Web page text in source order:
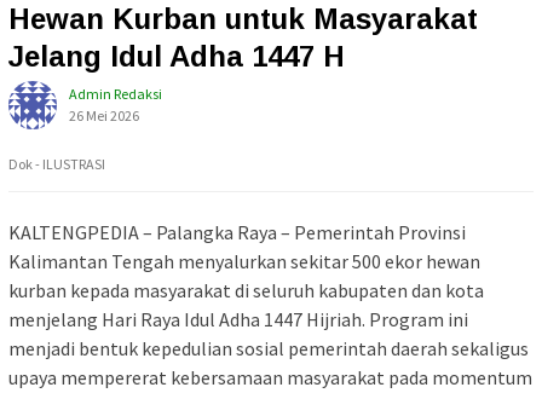
Hewan Kurban untuk Masyarakat
Jelang Idul Adha 1447 H
Admin Redaksi
26 Mei 2026
Dok - ILUSTRASI
KALTENGPEDIA – Palangka Raya – Pemerintah Provinsi
Kalimantan Tengah menyalurkan sekitar 500 ekor hewan
kurban kepada masyarakat di seluruh kabupaten dan kota
menjelang Hari Raya Idul Adha 1447 Hijriah. Program ini
menjadi bentuk kepedulian sosial pemerintah daerah sekaligus
upaya mempererat kebersamaan masyarakat pada momentum